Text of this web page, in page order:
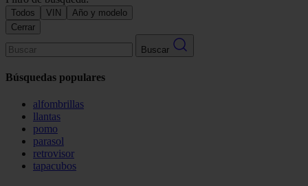
Todos VIN
Año y modelo
Cerrar
Buscar
Búsquedas populares
alfombrillas
llantas
pomo
parasol
retrovisor
tapacubos